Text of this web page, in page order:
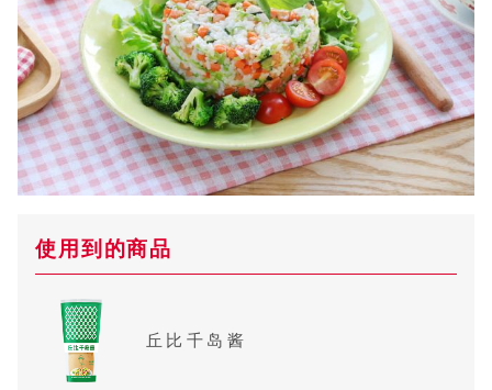
使用到的商品
丘比千岛酱